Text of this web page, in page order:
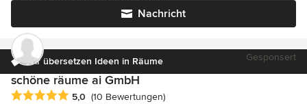
Nachricht
Wir übersetzen Ideen in Räume Gesponsert
schöne räume ai GmbH
Durchschnittliche Bewertung: 5 von 5 Sternen
5,0 (10 Bewertungen)